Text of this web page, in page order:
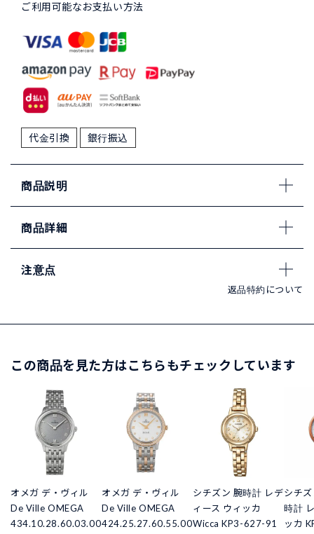
ご利用可能なお支払い方法
代金引換 銀行振込
商品説明
商品詳細
注意点
返品特約について
この商品を見た方はこちらもチェックしています
オメガ デ・ヴィル
De Ville OMEGA
434.10.28.60.03.00
オメガ デ・ヴィル
De Ville OMEGA
424.25.27.60.55.00
シチズン 腕時計 レデ
ィース ウィッカ
Wicca KP3-627-91
シチ
時計
ッカ